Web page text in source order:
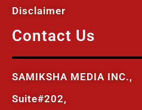
Disclaimer
Contact Us
SAMIKSHA MEDIA INC.,
Suite#202,